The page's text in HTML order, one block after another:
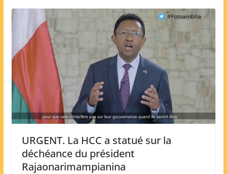
URGENT. La HCC a statué sur la
déchéance du président
Rajaonarimampianina